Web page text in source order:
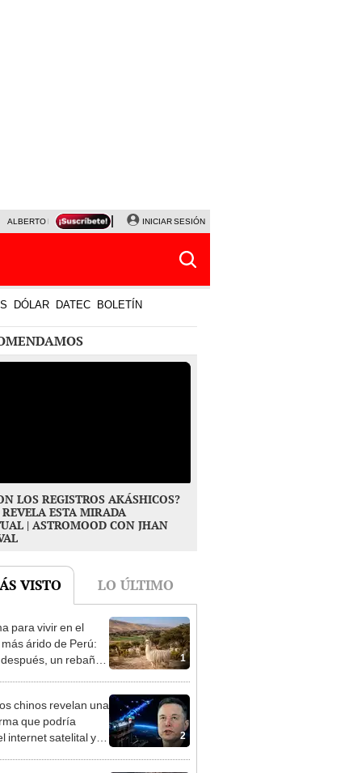
ALBERTO BENAVIDES NALDY SALDAÑA
DÓLAR DATEC BOLETÍN
LOS REGISTROS AKÁSHICOS?
ESTA MIRADA
| ASTROMOOD CON JHAN
VISTO LO ÚLTIMO
1
árido de Perú:
un rebaño
creó un
ecosistema
2
que podría
internet satelital y
como Starlink